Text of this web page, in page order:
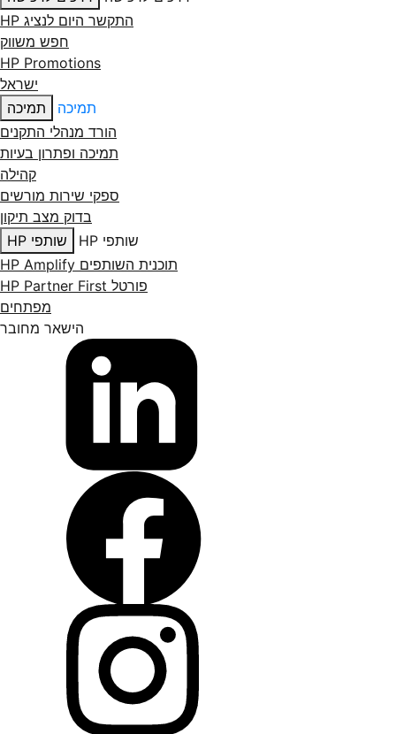
התקשר היום לנציג HP
חפש משווק
HP Promotions
ישראל
תמיכה
תמיכה
הורד מנהלי התקנים
תמיכה ופתרון בעיות
קהילה
ספקי שירות מורשים
בדוק מצב תיקון
שותפי HP
שותפי HP
תוכנית השותפים HP Amplify
פורטל HP Partner First
מפתחים
הישאר מחובר